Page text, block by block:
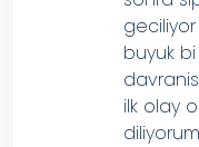
buyuk
ilk olay